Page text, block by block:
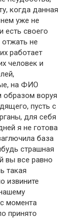
когда данная
уже не
есть своего
не
работает
человек и
на ФИО
образом воруя
пусть с
для себя
я не готова
база
страшная
вы все равно
такая
извините
момента
принято